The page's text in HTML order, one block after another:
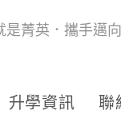
是菁英．攜手邁
升學資訊 聯